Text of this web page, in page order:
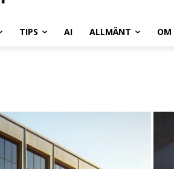
TIPS AI ALLMÄNT OM